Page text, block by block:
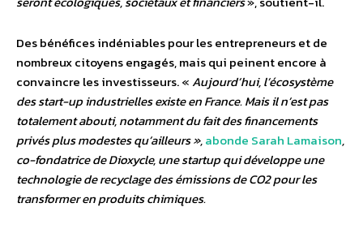
Des bénéfices indéniables pour les entrepreneurs et de
nombreux citoyens engagés, mais qui peinent encore à
convaincre les investisseurs. « Aujourd’hui, l’écosystème
des start-up industrielles existe en France. Mais il n’est pas
totalement abouti, notamment du fait des financements
privés plus modestes qu’ailleurs »,abonde Sarah Lamaison,
co-fondatrice de Dioxycle, une startup qui développe une
technologie de recyclage des émissions de CO2 pour les
transformer en produits chimiques.